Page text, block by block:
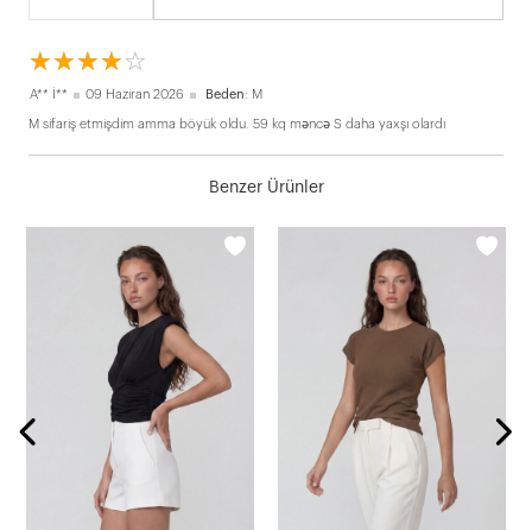
☆☆☆☆☆
★★★★★
A** İ** 09 Haziran 2026 Beden: M
M sifariş etmişdim amma böyük oldu. 59 kq məncə S daha yaxşı olardı
Benzer Ürünler